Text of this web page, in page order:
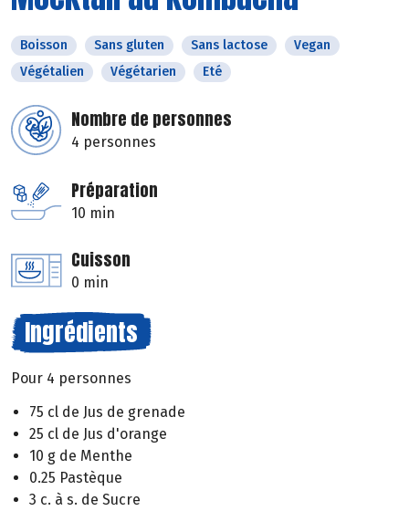
Boisson Sans gluten Sans lactose
Vegan
Végétalien
Végétarien Eté
Nombre de personnes
4 personnes
Préparation
10 min
Cuisson
0 min
Ingrédients
Pour 4 personnes
75 cl de Jus de grenade
25 cl de Jus d'orange
10 g de Menthe
0.25 Pastèque
3 c. à s. de Sucre